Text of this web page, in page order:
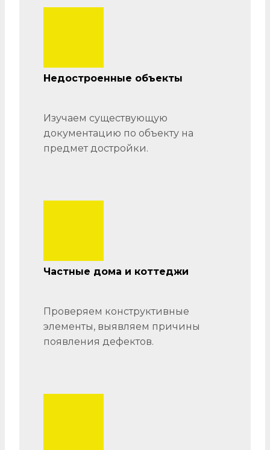
Недостроенные объекты
Изучаем существующую
документацию по объекту на
предмет достройки.
Частные дома и коттеджи
Проверяем конструктивные
элементы, выявляем причины
появления дефектов.